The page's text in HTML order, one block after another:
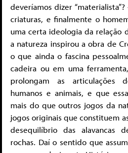
deveríamos dizer
criaturas, e finalmente o
uma certa ideologia da relação
a natureza inspirou a obra de
o que ainda o fascina
cadeira ou em uma
prolongam as articulações
humanos e animais, e que
mais do que outros jogos da
jogos originais que constituem
desequilíbrio das alavancas
rochas. Daí o sentido que